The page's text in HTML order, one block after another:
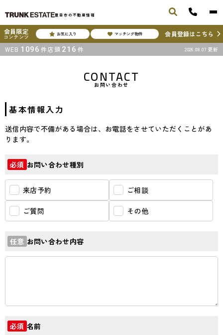
豊田市の不動産情報
会員限定
コンテンツ お気に入り マッチング物件
会員登録はこちら
WEB 1096 件店頭 216 件 2026.08.07 更新
CONTACT
お問い合わせ
基本情報入力
送信内容で不備がある場合は、お電話をさせていただくことがあ
ります。
必須 お問い合わせ種別
来店予約 ご相談
ご質問 その他
任意 お問い合わせ内容
必須 名前